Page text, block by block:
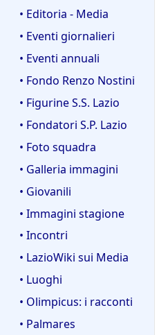
• Editoria - Media
• Eventi giornalieri
• Eventi annuali
• Fondo Renzo Nostini
• Figurine S.S. Lazio
• Fondatori S.P. Lazio
• Foto squadra
• Galleria immagini
• Giovanili
• Immagini stagione
• Incontri
• LazioWiki sui Media
• Luoghi
• Olimpicus: i racconti
• Palmares